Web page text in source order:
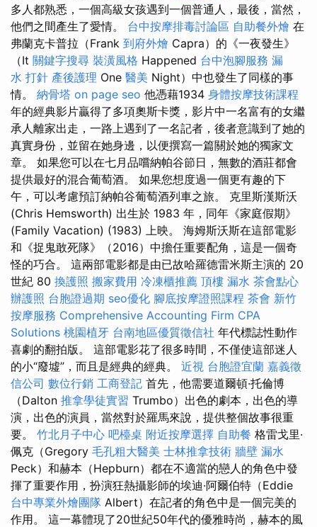
多人都熟悉，一個高級女孩遇到一個普通人，最後，當然，
他們之間產生了愛情。 台中按摩排毒討論區 自助餐外燴 在
弗蘭克卡普拉（Frank 到府外燴 Capra）的《一夜發生》
（It 關鍵字搜尋 裝潢風格 Happened 台中泡腳服務 漏
水 打針 產後護理 One 醫美 Night）中也發生了同樣的事
情。 納骨塔 on page seo 他憑藉1934 身體按摩技術課程
年的經典影片贏得了多項奧斯卡獎，影片中一名富有的女繼
承人離家出走，一路上遇到了一名記者，後者意識到了她的
真實身份，並留在她身邊，以便撰寫一篇關於她的獨家文
章。 如果您可以在七月品嚐納帕谷節日，無數的酒莊都會
提供最好的混合葡萄酒。 如果您想度過一個更有趣的下
午，可以考慮預訂納帕谷葡萄酒列車之旅。 克里斯漢斯沃
(Chris Hemsworth) 出生於 1983 年，同年《家庭假期》
(Family Vacation) (1983) 上映。 海姆斯沃斯在這部電影
和《捉鬼敢死隊》（2016）中擔任重要配角，這是一個奇
怪的巧合。 這兩部電影都是由已故哈羅德雷米斯主演的 20
世紀 80 換護照 搬家費用 冷凍櫃推薦 頂樓 漏水 茶會點心
辦護照 台胞證過期 seo優化 腳底按摩證照課程 茶會 新竹
按摩服務 Comprehensive Accounting Firm CPA
Solutions 桃園植牙 台南地區優質徵信社 年代標誌性動作
喜劇的翻拍版。 這部電影花了很多時間，不僅使這部迷人
的小“廢墟”，而且是經典的經典。 近視 台胞證宜蘭 嘉義徵
信公司 數位行銷 工商登記 首先，他需要道爾頓·托倫博
（Dalton 推拿學徒實習 Trumbo）出色的劇本，出色的導
演，出色的演員，當然對於羅馬來說，提供整個故事很重
要。 竹北月子中心 吧檯桌 附近按摩選擇 自助餐 格雷戈里·
佩克（Gregory 毛孔粗大醫美 士林推拿技術 牆壁 漏水
Peck）和赫本（Hepburn）都在不適當的戀人的角色中發
揮了重要作用，扮演狂熱攝影師的埃迪·阿爾伯特（Eddie
台中專業外燴團隊 Albert）在記者的角色中是一個完美的
作用。 這一幕體現了20世紀50年代的優雅時尚，赫本的風